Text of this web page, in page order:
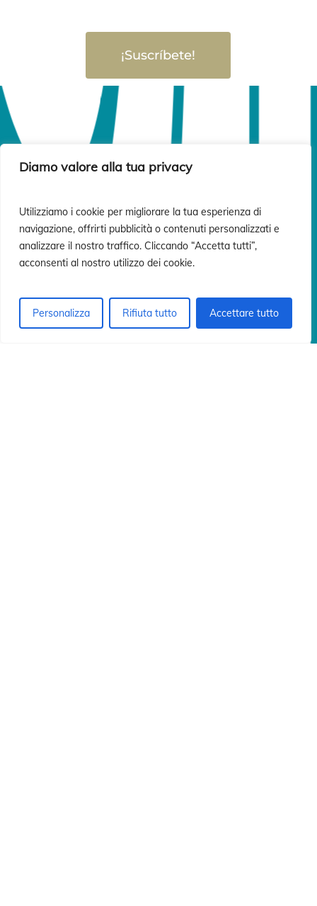
Diamo valore alla tua privacy
Utilizziamo i cookie per migliorare la tua esperienza di
navigazione, offrirti pubblicità o contenuti personalizzati e
analizzare il nostro traffico. Cliccando “Accetta tutti”,
acconsenti al nostro utilizzo dei cookie.
Personalizza Rifiuta tutto Accettare tutto
¡Suscríbete!